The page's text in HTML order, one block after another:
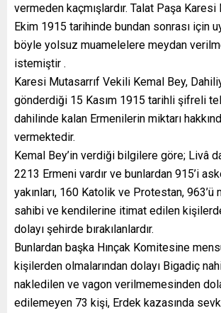
vermeden kaçmışlardır. Talat Paşa Karesi
Ekim 1915 tarihinde bundan sonrası için
böyle yolsuz muamelelere meydan
istemiştir .
Karesi Mutasarrıf Vekili Kemal Bey,
gönderdiği 15 Kasım 1915 tarihli şifreli
dahilinde kalan Ermenilerin miktarı
vermektedir.
Kemal Bey’in verdiği bilgilere göre; Livâ
2213 Ermeni vardır ve bunlardan 915’i
yakınları, 160 Katolik ve Protestan, 963’ü
sahibi ve kendilerine itimat edilen
dolayı şehirde bırakılanlardır.
Bunlardan başka Hınçak Komitesine
kişilerden olmalarından dolayı Bigadiç
nakledilen ve vagon verilmemesinden
edilemeyen 73 kişi, Erdek kazasında